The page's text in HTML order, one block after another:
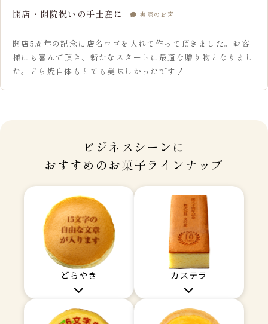
開店・開院祝いの手土産に 実際のお声
開店5周年の記念に店名ロゴを入れて作って頂きました。お客
様にも喜んで頂き、新たなスタートに最適な贈り物となりまし
た。どら焼自体もとても美味しかったです！
ビジネスシーンに
おすすめのお菓子ラインナップ
どらやき カステラ